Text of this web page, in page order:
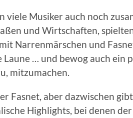
viele Musiker auch noch
und Wirtschaften,
Narrenmärschen und
… und bewog auch ein
mitzumachen.
Fasnet, aber dazwischen
Highlights, bei denen